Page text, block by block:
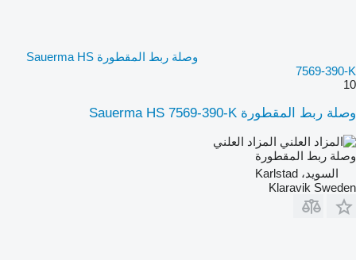
وصلة ربط المقطورة Sauerma HS
7569-390-K
10
وصلة ربط المقطورة Sauerma HS 7569-390-K
المزاد العلني
وصلة ربط المقطورة
السويد، Karlstad
Klaravik Sweden